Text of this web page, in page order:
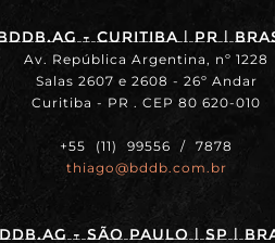
- Curitiba | PR |
Av. República Argentina, nº 1228
Salas 2607 e 2608 - 26º Andar
Curitiba - PR . CEP 80 620-010
+55 (11) 99556 / 7878
thiago@bddb.com.br
- SÃO PAULO | SP |